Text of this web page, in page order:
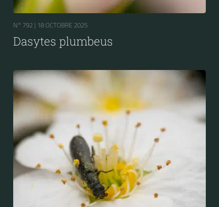
N° 792 | 18 OCTOBRE 2025
Dasytes plumbeus